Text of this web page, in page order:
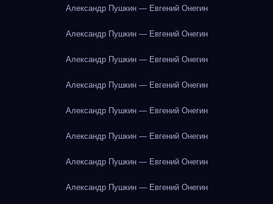
Александр Пушкин — Евгений Онегин
Александр Пушкин — Евгений Онегин
Александр Пушкин — Евгений Онегин
Александр Пушкин — Евгений Онегин
Александр Пушкин — Евгений Онегин
Александр Пушкин — Евгений Онегин
Александр Пушкин — Евгений Онегин
Александр Пушкин — Евгений Онегин